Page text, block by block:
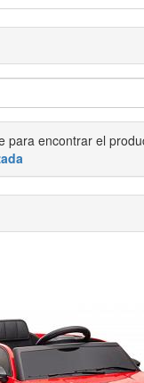
para encontrar el